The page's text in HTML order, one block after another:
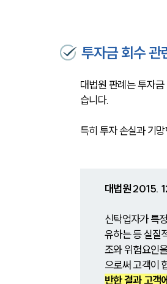
투자금 회수 관
대법원 판례는 투자
습니다.
특히 투자 손실과 기
대법원 2015.
신탁업자가 특
유하는 등 실질
조와 위험요인
으로써 고객이
반한 결과 고객